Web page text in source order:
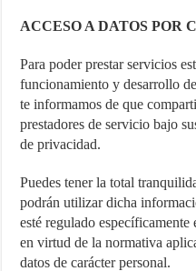
ACCESO A DATOS POR
Para poder prestar servicios
funcionamiento y desarrollo
te informamos de que
prestadores de servicio bajo
de privacidad.
Puedes tener la total
podrán utilizar dicha
esté regulado
en virtud de la normativa
datos de carácter personal.